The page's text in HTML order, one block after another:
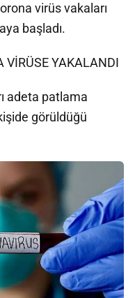
virüs vakaları
başladı.
VİRÜSE YAKALANDI
adeta patlama
görüldüğü